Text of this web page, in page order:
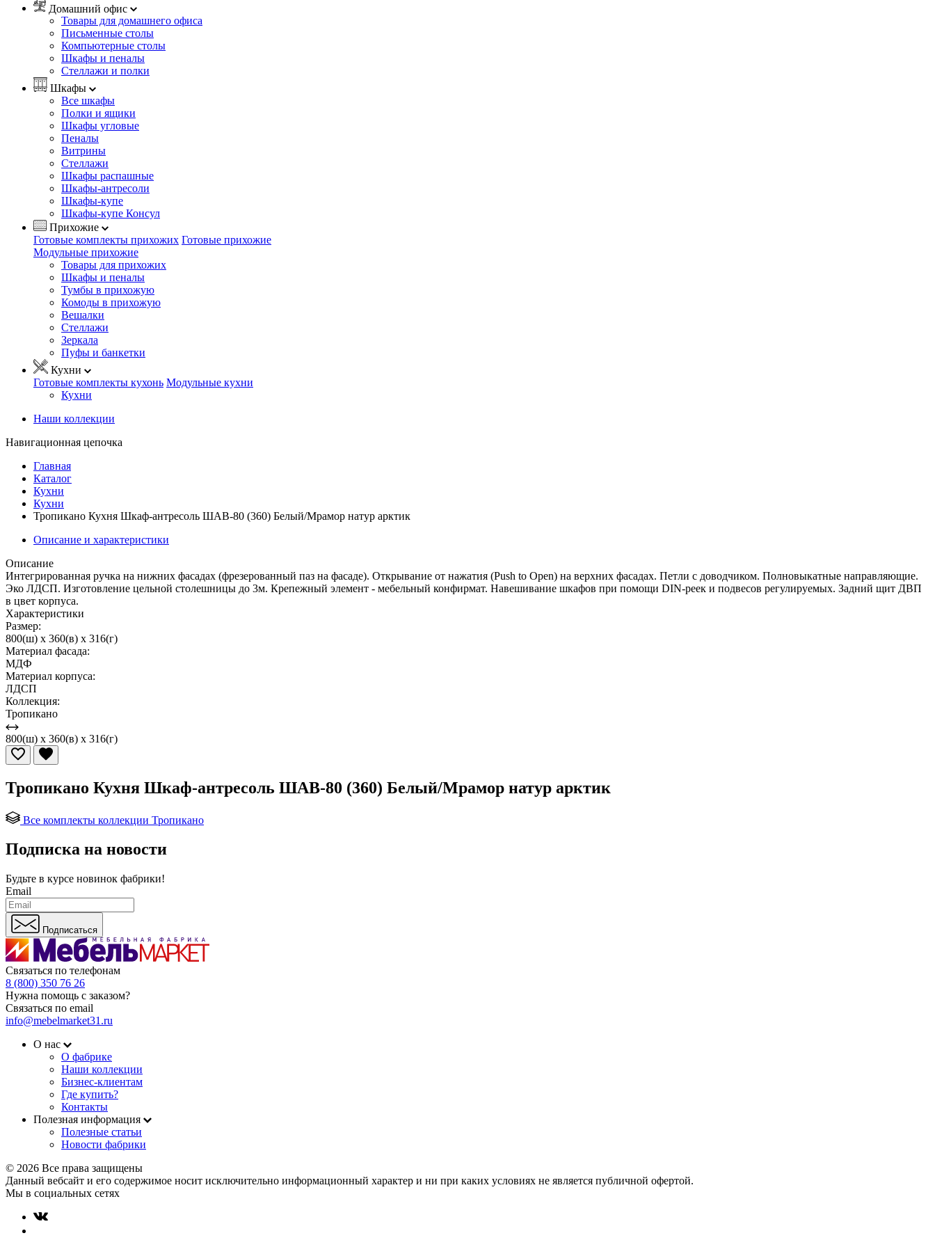
Домашний офис
Товары для домашнего офиса
Письменные столы
Компьютерные столы
Шкафы и пеналы
Стеллажи и полки
Шкафы
Все шкафы
Полки и ящики
Шкафы угловые
Пеналы
Витрины
Стеллажи
Шкафы распашные
Шкафы-антресоли
Шкафы-купе
Шкафы-купе Консул
Прихожие
Готовые комплекты прихожих Готовые прихожие
Модульные прихожие
Товары для прихожих
Шкафы и пеналы
Тумбы в прихожую
Комоды в прихожую
Вешалки
Стеллажи
Зеркала
Пуфы и банкетки
Кухни
Готовые комплекты кухонь Модульные кухни
Кухни
Наши коллекции
Навигационная цепочка
Главная
Каталог
Кухни
Кухни
Тропикано Кухня Шкаф-антресоль ШАВ-80 (360) Белый/Мрамор натур арктик
Описание и характеристики
Описание
Интегрированная ручка на нижних фасадах (фрезерованный паз на фасаде). Открывание от нажатия (Push to Open) на верхних фасадах. Петли с доводчиком. Полновыкатные направляющие.
Эко ЛДСП. Изготовление цельной столешницы до 3м. Крепежный элемент - мебельный конфирмат. Навешивание шкафов при помощи DIN-реек и подвесов регулируемых. Задний щит ДВП
в цвет корпуса.
Характеристики
Размер:
800(ш) x 360(в) x 316(г)
Материал фасада:
МДФ
Материал корпуса:
ЛДСП
Коллекция:
Тропикано
800(ш) x 360(в) x 316(г)
Тропикано Кухня Шкаф-антресоль ШАВ-80 (360) Белый/Мрамор натур арктик
Все комплекты коллекции Тропикано
Подписка на новости
Будьте в курсе новинок фабрики!
Email
Подписаться
Связаться по телефонам
8 (800) 350 76 26
Нужна помощь с заказом?
Связаться по email
info@mebelmarket31.ru
О нас
О фабрике
Наши коллекции
Бизнес-клиентам
Где купить?
Контакты
Полезная информация
Полезные статьи
Новости фабрики
© 2026 Все права защищены
Данный вебсайт и его содержимое носит исключительно информационный характер и ни при каких условиях не является публичной офертой.
Мы в социальных сетях